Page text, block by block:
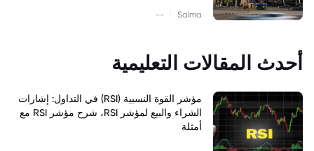
Salma
--
أحدث المقالات التعليمية
مؤشر القوة النسبية (RSI) في التداول: إشارات
الشراء والبيع لمؤشر RSI، شرح مؤشر RSI مع
أمثلة